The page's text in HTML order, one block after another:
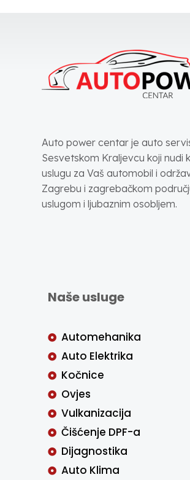
Auto power centar je auto
Sesvetskom Kraljevcu koji nudi
uslugu za Vaš automobil i
Zagrebu i zagrebačkom
uslugom i ljubaznim osobljem.
Naše usluge
Automehanika
Auto Elektrika
Kočnice
Ovjes
Vulkanizacija
Čišćenje DPF-a
Dijagnostika
Auto Klima